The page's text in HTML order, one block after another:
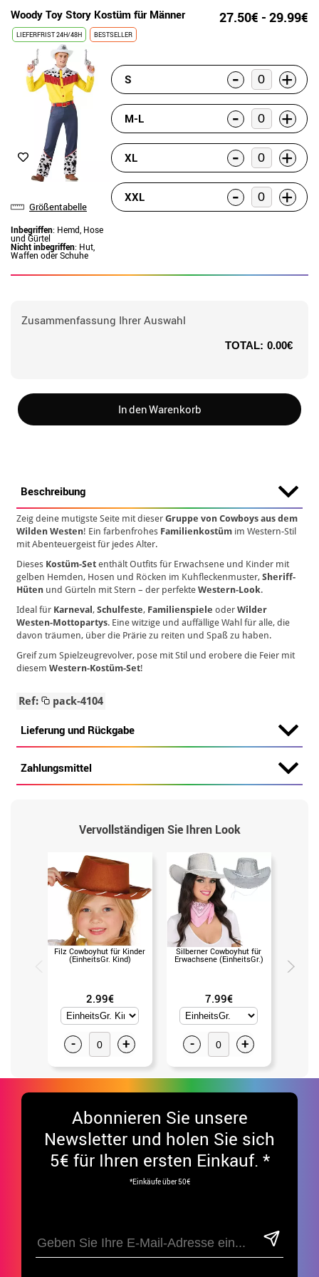
Woody Toy Story Kostüm für Männer 27.50€ - 29.99€
LIEFERFRIST 24H/48H BESTSELLER
Größentabelle
Inbegriffen: Hemd, Hose
und Gürtel
Nicht inbegriffen: Hut,
Waffen oder Schuhe
S - +
M-L - +
XL - +
XXL - +
Zusammenfassung Ihrer Auswahl
TOTAL: 0.00€
In den Warenkorb
Beschreibung
Zeig deine mutigste Seite mit dieserGruppe von Cowboys aus dem
Wilden Westen! Ein farbenfrohes Familienkostüm im Western-Stil
mit Abenteuergeist für jedes Alter.
Dieses Kostüm-Set enthält Outfits für Erwachsene und Kinder mit
gelben Hemden, Hosen und Röcken im Kuhfleckenmuster,Sheriff-
Hüten und Gürteln mit Stern – der perfekteWestern-Look.
Ideal für Karneval,Schulfeste, Familienspiele oderWilder
Westen-Mottopartys. Eine witzige und auffällige Wahl für alle, die
davon träumen, über die Prärie zu reiten und Spaß zu haben.
Greif zum Spielzeugrevolver, pose mit Stil und erobere die Feier mit
diesemWestern-Kostüm-Set!
Ref: pack-4104
Lieferung und Rückgabe
Zahlungsmittel
Vervollständigen Sie Ihren Look
Filz Cowboyhut für Kinder
(EinheitsGr. Kind)
2.99€
- +
Silberner Cowboyhut für
Erwachsene (EinheitsGr.)
7.99€
- +
Abonnieren Sie unsere
Newsletter und holen Sie sich
5€ für Ihren ersten Einkauf. *
*Einkäufe über 50€